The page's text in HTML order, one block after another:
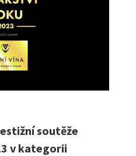
soutěže
v kategorii